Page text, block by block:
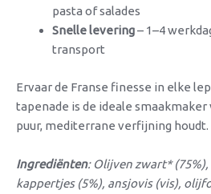
pasta of salades
Snelle levering– 1–4
transport
Ervaar de Franse finesse in elke
tapenade is de ideale
puur, mediterrane verfijning houdt.
Ingrediënten: Olijven zwart*
kappertjes (5%), ansjovis (vis),